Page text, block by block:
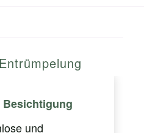
Besichtigung
und